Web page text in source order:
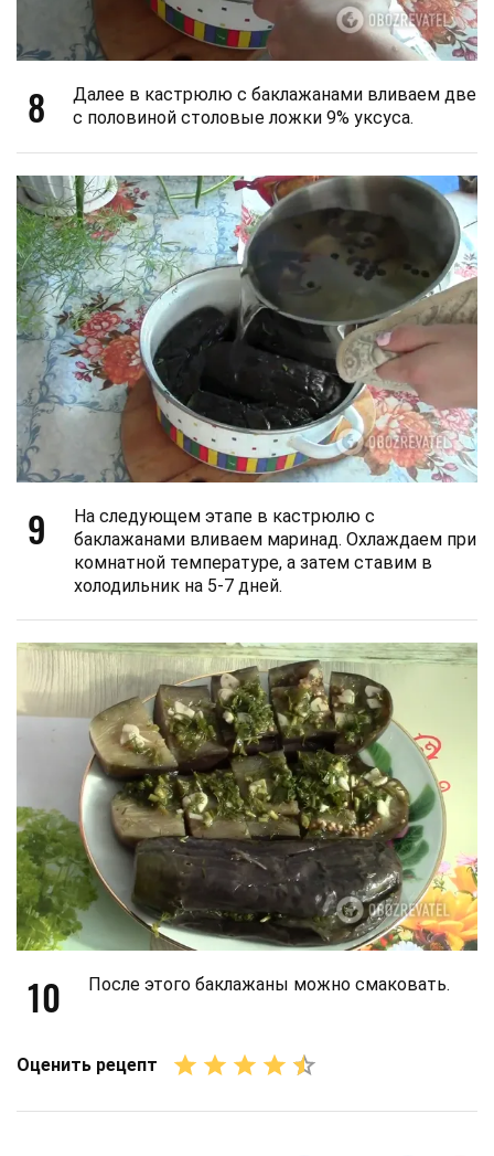
8
Далее в кастрюлю с баклажанами вливаем две
с половиной столовые ложки 9% уксуса.
9
На следующем этапе в кастрюлю с
баклажанами вливаем маринад. Охлаждаем при
комнатной температуре, а затем ставим в
холодильник на 5-7 дней.
10 После этого баклажаны можно смаковать.
Оценить рецепт